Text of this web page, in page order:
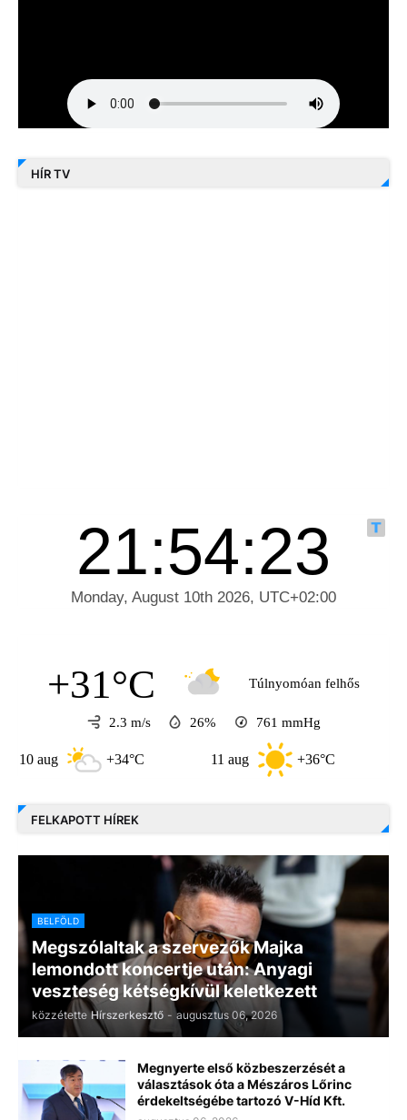
HÍR TV
+31°C Túlnyomóan felhős
2.3 m/s 26% 761 mmHg
+34°C +36°C
FELKAPOTT HÍREK
BELFÖLD
Megszólaltak a szervezők Majka
lemondott koncertje után: Anyagi
veszteség kétségkívül keletkezett
közzétette Hírszerkesztő - augusztus 06, 2026
Megnyerte első közbeszerzését a
választások óta a Mészáros Lőrinc
érdekeltségébe tartozó V-Híd Kft.